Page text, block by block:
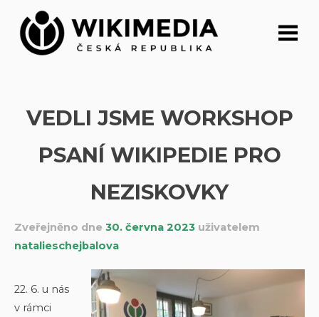
Přeskočit
obsah
VEDLI JSME WORKSHOP
PSANÍ WIKIPEDIE PRO
NEZISKOVKY
Zveřejněno dne 30. června 2023 uživatelem
natalieschejbalova
22. 6. u nás
v rámci